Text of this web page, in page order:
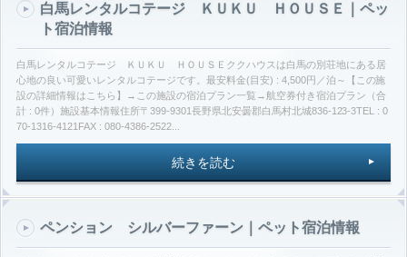
白馬レンタルコテージ ＫＵＫＵ ＨＯＵＳＥ｜ペッ
ト宿泊情報
白馬レンタルコテージ ＫＵＫＵ ＨＯＵＳＥククハウスは白馬の別荘地にある居
心地の良い可愛いレンタルコテージです。最安料金(目安) : 4,500円／泊～【この施
設の詳細情報はこちら】→この施設の宿泊プラン一覧→航空券付き宿泊プラン（合
計 : 0件）施設基本情報住所〒399-9301長野県北安曇郡白馬村北城836-123-3TEL : 0
70-1316-4121FAX : 080-4386-2522...
続きを読む
ペンション シルバーファーン｜ペット宿泊情報